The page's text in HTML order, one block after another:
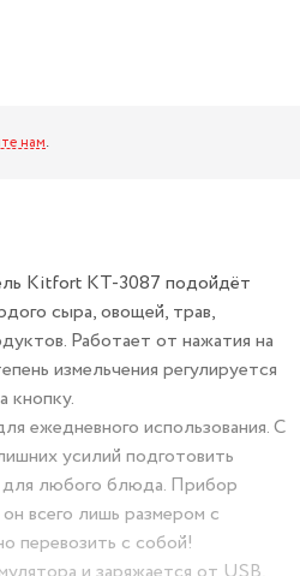
нам.
Kitfort КТ-3087 подойдёт
сыра, овощей, трав,
Работает от нажатия на
измельчения регулируется
кнопку.
ежедневного использования. С
усилий подготовить
для любого блюда. Прибор
всего лишь размером с
перевозить с собой!